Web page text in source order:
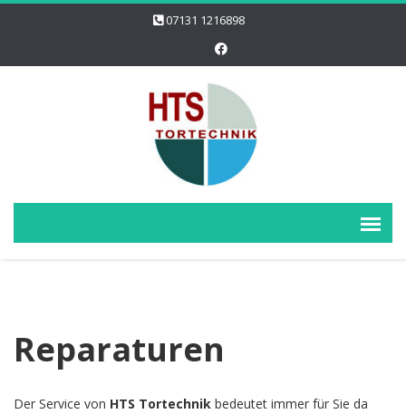
07131 1216898
Reparaturen
Der Service von HTS Tortechnik bedeutet immer für Sie da